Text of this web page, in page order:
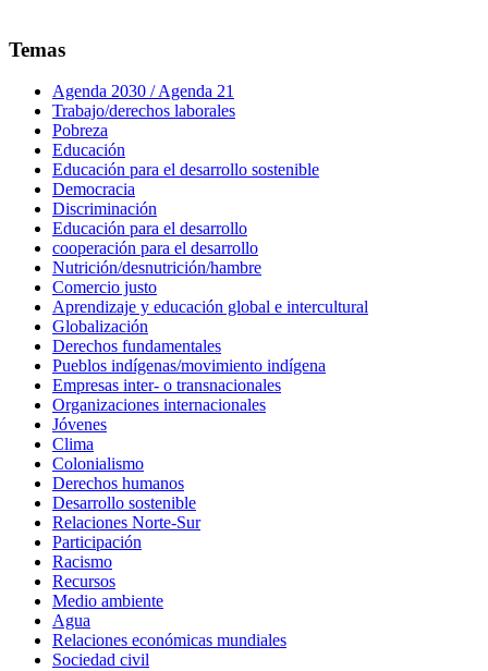
Temas
Agenda 2030 / Agenda 21
Trabajo/derechos laborales
Pobreza
Educación
Educación para el desarrollo sostenible
Democracia
Discriminación
Educación para el desarrollo
cooperación para el desarrollo
Nutrición/desnutrición/hambre
Comercio justo
Aprendizaje y educación global e intercultural
Globalización
Derechos fundamentales
Pueblos indígenas/movimiento indígena
Empresas inter- o transnacionales
Organizaciones internacionales
Jóvenes
Clima
Colonialismo
Derechos humanos
Desarrollo sostenible
Relaciones Norte-Sur
Participación
Racismo
Recursos
Medio ambiente
Agua
Relaciones económicas mundiales
Sociedad civil